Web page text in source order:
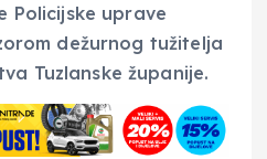
Policijske uprave
dežurnog tužitelja
Tuzlanske županije.